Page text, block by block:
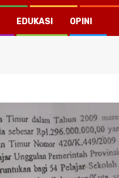
EDUKASI OPINI